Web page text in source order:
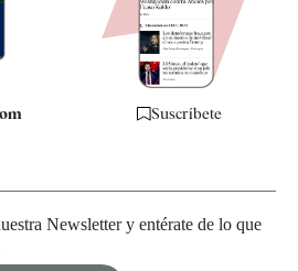
Suscríbete
Newsletter y entérate de lo que